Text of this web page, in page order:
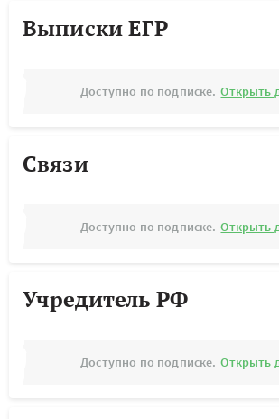
Выписки ЕГР
Доступно по подписке. Открыть
Связи
Доступно по подписке. Открыть
Учредитель РФ
Доступно по подписке. Открыть